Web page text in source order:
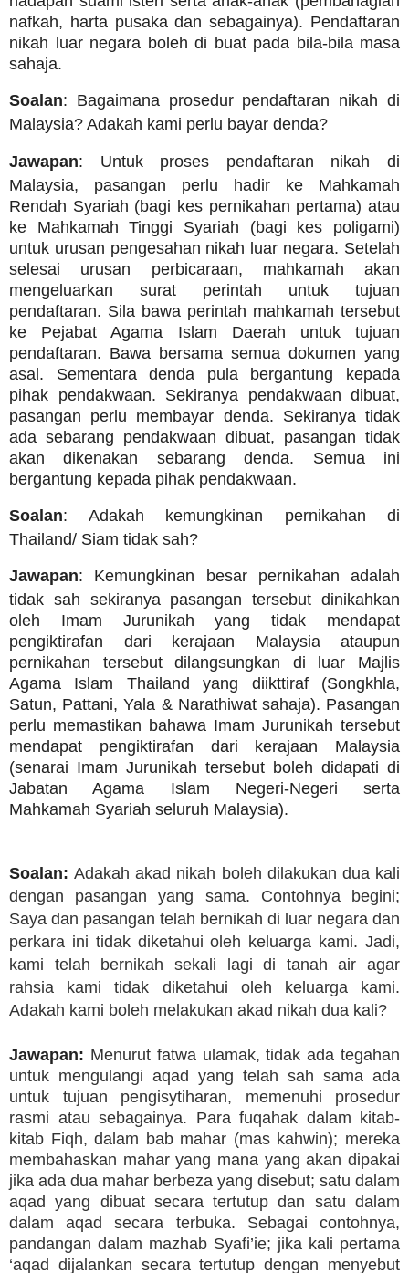
nafkah, harta pusaka dan sebagainya). Pendaftaran
nikah luar negara boleh di buat pada bila-bila masa
sahaja.
Soalan: Bagaimana prosedur pendaftaran nikah di
Malaysia? Adakah kami perlu bayar denda?
Jawapan: Untuk proses pendaftaran nikah di
Malaysia, pasangan perlu hadir ke Mahkamah
Rendah Syariah (bagi kes pernikahan pertama) atau
ke Mahkamah Tinggi Syariah (bagi kes poligami)
untuk urusan pengesahan nikah luar negara. Setelah
selesai urusan perbicaraan, mahkamah akan
mengeluarkan surat perintah untuk tujuan
pendaftaran. Sila bawa perintah mahkamah tersebut
ke Pejabat Agama Islam Daerah untuk tujuan
pendaftaran. Bawa bersama semua dokumen yang
asal. Sementara denda pula bergantung kepada
pihak pendakwaan. Sekiranya pendakwaan dibuat,
pasangan perlu membayar denda. Sekiranya tidak
ada sebarang pendakwaan dibuat, pasangan tidak
akan dikenakan sebarang denda. Semua ini
bergantung kepada pihak pendakwaan.
Soalan: Adakah kemungkinan pernikahan di
Thailand/ Siam tidak sah?
Jawapan: Kemungkinan besar pernikahan adalah
tidak sah sekiranya pasangan tersebut dinikahkan
oleh Imam Jurunikah yang tidak mendapat
pengiktirafan dari kerajaan Malaysia ataupun
pernikahan tersebut dilangsungkan di luar Majlis
Agama Islam Thailand yang diikttiraf (Songkhla,
Satun, Pattani, Yala & Narathiwat sahaja). Pasangan
perlu memastikan bahawa Imam Jurunikah tersebut
mendapat pengiktirafan dari kerajaan Malaysia
(senarai Imam Jurunikah tersebut boleh didapati di
Jabatan Agama Islam Negeri-Negeri serta
Mahkamah Syariah seluruh Malaysia).
Soalan: Adakah akad nikah boleh dilakukan dua kali
dengan pasangan yang sama. Contohnya begini;
Saya dan pasangan telah bernikah di luar negara dan
perkara ini tidak diketahui oleh keluarga kami. Jadi,
kami telah bernikah sekali lagi di tanah air agar
rahsia kami tidak diketahui oleh keluarga kami.
Adakah kami boleh melakukan akad nikah dua kali?
Jawapan: Menurut fatwa ulamak, tidak ada tegahan
untuk mengulangi aqad yang telah sah sama ada
untuk tujuan pengisytiharan, memenuhi prosedur
rasmi atau sebagainya. Para fuqahak dalam kitab-
kitab Fiqh, dalam bab mahar (mas kahwin); mereka
membahaskan mahar yang mana yang akan dipakai
jika ada dua mahar berbeza yang disebut; satu dalam
aqad yang dibuat secara tertutup dan satu dalam
dalam aqad secara terbuka. Sebagai contohnya,
pandangan dalam mazhab Syafi’ie; jika kali pertama
‘aqad dijalankan secara tertutup dengan menyebut